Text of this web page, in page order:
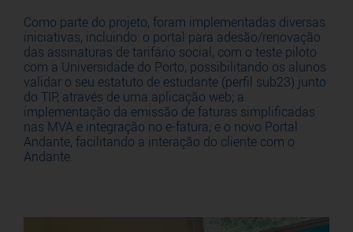
Como parte do projeto, foram implementadas diversas
iniciativas, incluindo: o portal para adesão/renovação
das assinaturas de tarifário social, com o teste piloto
com a Universidade do Porto, possibilitando os alunos
validar o seu estatuto de estudante (perfil sub23) junto
do TIP, através de uma aplicação web; a
implementação da emissão de faturas simplificadas
nas MVA e integração no e-fatura; e o novo Portal
Andante, facilitando a interação do cliente com o
Andante.